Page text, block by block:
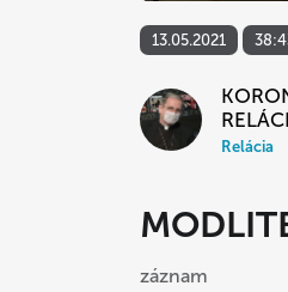
13.05.2021
Relácia
záznam